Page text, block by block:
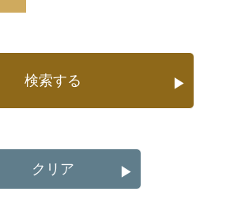
検索する ▶
クリア ▶